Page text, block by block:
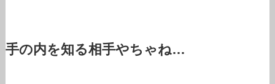
手の内を知る相手やちゃね…